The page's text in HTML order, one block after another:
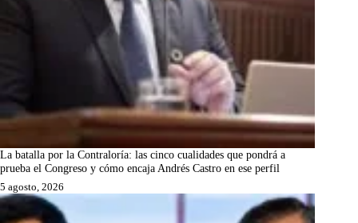
La batalla por la Contraloría: las cinco cualidades que pondrá a
prueba el Congreso y cómo encaja Andrés Castro en ese perfil
5 agosto, 2026